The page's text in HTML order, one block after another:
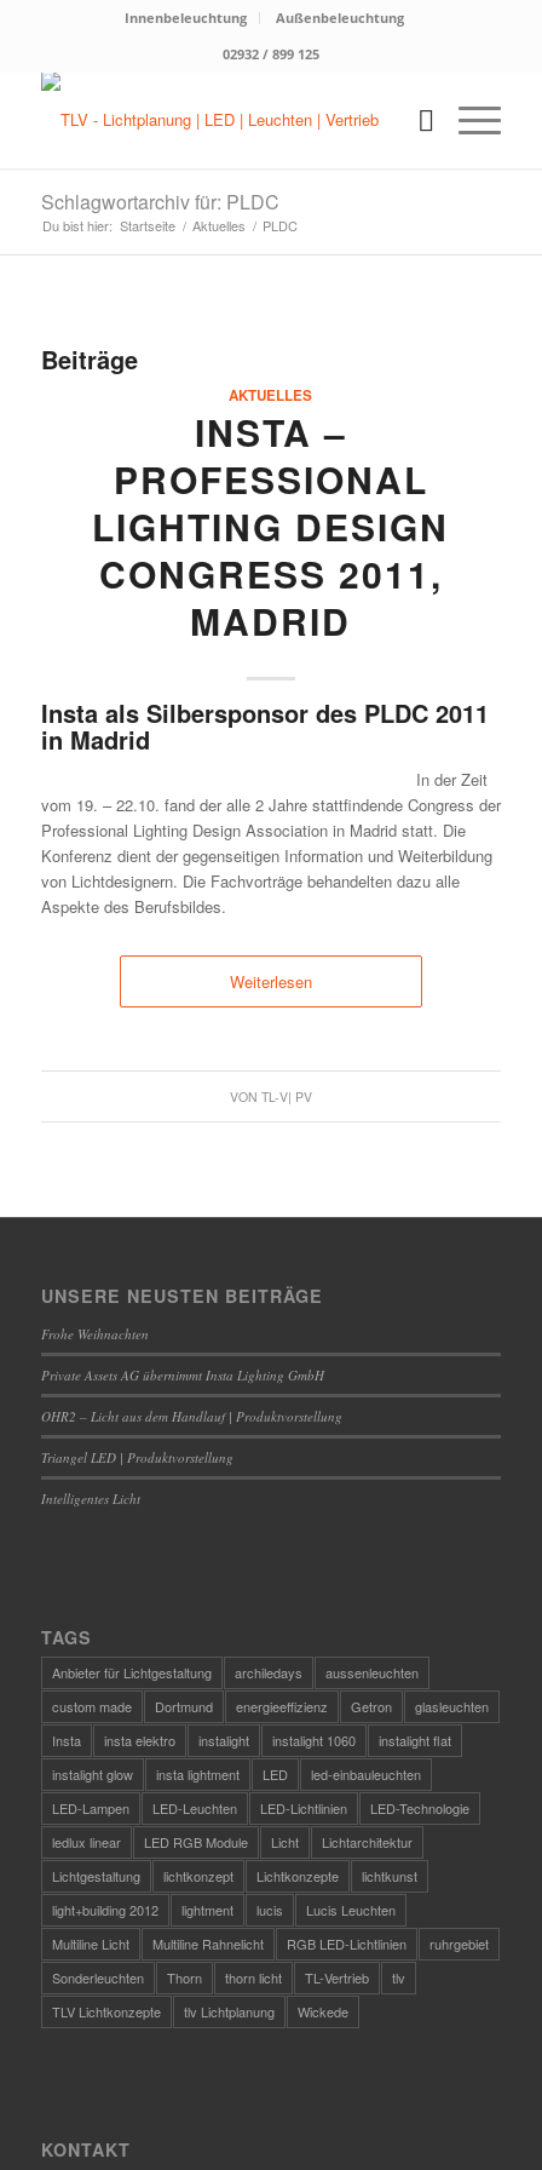
Innenbeleuchtung
Außenbeleuchtung
02932 / 899 125
Schlagwortarchiv für: PLDC
Du bist hier: Startseite / Aktuelles / PLDC
Beiträge
AKTUELLES
INSTA –
PROFESSIONAL
LIGHTING DESIGN
CONGRESS 2011,
MADRID
Insta als Silbersponsor des PLDC 2011
in Madrid
In der Zeit
vom 19. – 22.10. fand der alle 2 Jahre stattfindende Congress der
Professional Lighting Design Association in Madrid statt. Die
Konferenz dient der gegenseitigen Information und Weiterbildung
von Lichtdesignern. Die Fachvorträge behandelten dazu alle
Aspekte des Berufsbildes.
Weiterlesen
VON TL-V| PV
UNSERE NEUSTEN BEITRÄGE
Frohe Weihnachten
Private Assets AG übernimmt Insta Lighting GmbH
OHR2 – Licht aus dem Handlauf | Produktvorstellung
Triangel LED | Produktvorstellung
Intelligentes Licht
TAGS
Anbieter für Lichtgestaltung archiledays
aussenleuchten
custom made
Dortmund energieeffizienz Getron
glasleuchten
Insta
insta elektro instalight instalight 1060
instalight flat
instalight glow
insta lightment LED
led-einbauleuchten
LED-Lampen
LED-Leuchten LED-Lichtlinien
LED-Technologie
ledlux linear
LED RGB Module Licht
Lichtarchitektur
Lichtgestaltung
lichtkonzept Lichtkonzepte
lichtkunst
light+building 2012
lightment lucis
Lucis Leuchten
Multiline Licht
Multiline Rahnelicht RGB LED-Lichtlinien
ruhrgebiet
Sonderleuchten
Thorn thorn licht TL-Vertrieb
tlv
TLV Lichtkonzepte
tlv Lichtplanung Wickede
KONTAKT